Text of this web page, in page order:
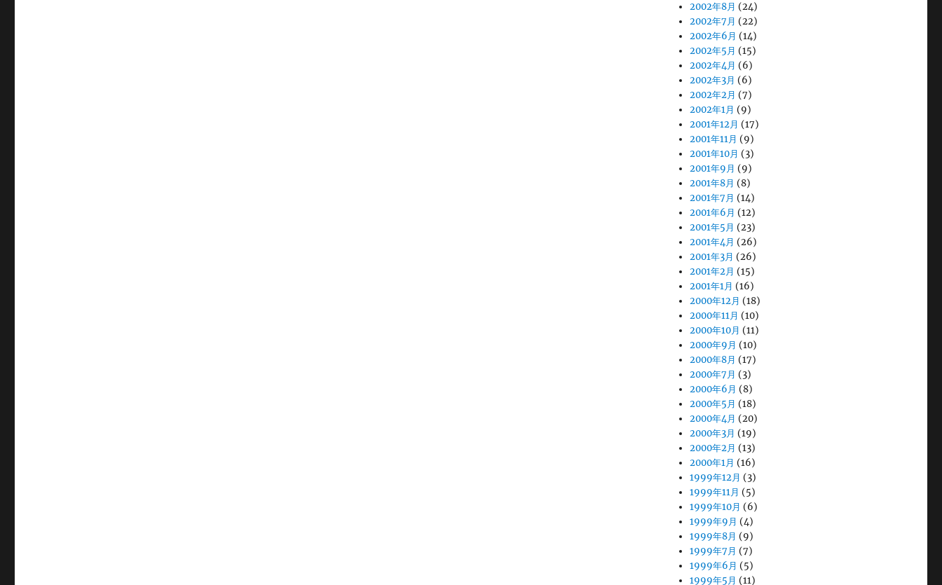
2002年8月 (24)
2002年7月 (22)
2002年6月 (14)
2002年5月 (15)
2002年4月 (6)
2002年3月 (6)
2002年2月 (7)
2002年1月 (9)
2001年12月 (17)
2001年11月 (9)
2001年10月 (3)
2001年9月 (9)
2001年8月 (8)
2001年7月 (14)
2001年6月 (12)
2001年5月 (23)
2001年4月 (26)
2001年3月 (26)
2001年2月 (15)
2001年1月 (16)
2000年12月 (18)
2000年11月 (10)
2000年10月 (11)
2000年9月 (10)
2000年8月 (17)
2000年7月 (3)
2000年6月 (8)
2000年5月 (18)
2000年4月 (20)
2000年3月 (19)
2000年2月 (13)
2000年1月 (16)
1999年12月 (3)
1999年11月 (5)
1999年10月 (6)
1999年9月 (4)
1999年8月 (9)
1999年7月 (7)
1999年6月 (5)
1999年5月 (11)